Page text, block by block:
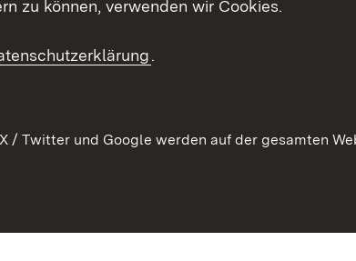
Erlasse und
zu können, verwenden wir Cookies.
.
/ Twitter und Google werden auf der gesamten